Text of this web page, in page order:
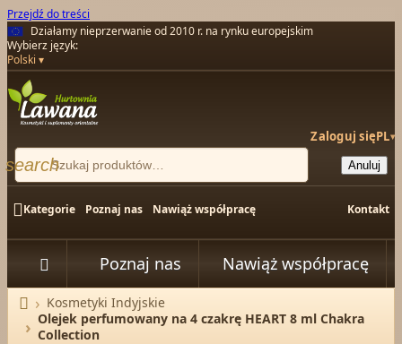
Przejdź do treści
Działamy nieprzerwanie od 2010 r. na rynku europejskim
Wybierz język:
Polski
Zaloguj sięPL▾
search Anuluj
Kategorie Poznaj nas Nawiąż współpracę Kontakt
 Poznaj nas Nawiąż współpracę

Strona główna
Kosmetyki Indyjskie
Olejek perfumowany na 4 czakrę HEART 8 ml Chakra
Collection